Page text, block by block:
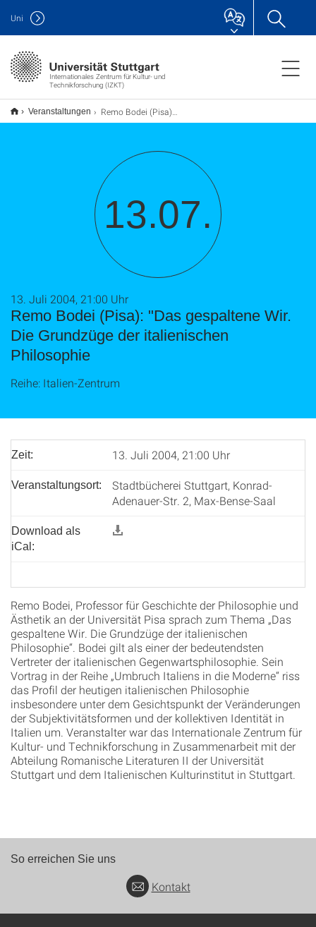
Internationales Zentrum für Kultur- und
Technikforschung (IZKT)
Uni
Veranstaltungen Remo Bodei (Pisa): "Das gespaltene Wir. Die Grundzüge der italienischen Philosophie
13.07.
Remo Bodei (Pisa): "Das gespaltene Wir.
Die Grundzüge der italienischen
Philosophie
13. Juli 2004, 21:00 Uhr
Reihe: Italien-Zentrum
Zeit: 13. Juli 2004, 21:00 Uhr
Veranstaltungsort:
Stadtbücherei Stuttgart, Konrad-
Adenauer-Str. 2, Max-Bense-Saal
Download als
iCal:
Remo Bodei, Professor für Geschichte der Philosophie und
Ästhetik an der Universität Pisa sprach zum Thema „Das
gespaltene Wir. Die Grundzüge der italienischen
Philosophie“. Bodei gilt als einer der bedeutendsten
Vertreter der italienischen Gegenwartsphilosophie. Sein
Vortrag in der Reihe „Umbruch Italiens in die Moderne“ riss
das Profil der heutigen italienischen Philosophie
insbesondere unter dem Gesichtspunkt der Veränderungen
der Subjektivitätsformen und der kollektiven Identität in
Italien um. Veranstalter war das Internationale Zentrum für
Kultur- und Technikforschung in Zusammenarbeit mit der
Abteilung Romanische Literaturen II der Universität
Stuttgart und dem Italienischen Kulturinstitut in Stuttgart.
So erreichen Sie uns
Kontakt